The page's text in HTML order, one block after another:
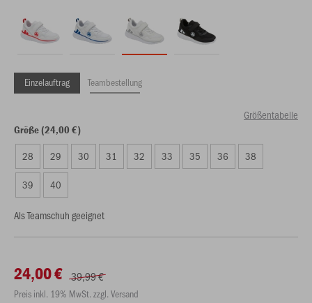
Einzelauftrag Teambestellung
Größentabelle
Größe (24,00 €)
28 29 30 31 32 33 35 36 38
39 40
Als Teamschuh geeignet
24,00 € 39,99 €
Preis inkl. 19% MwSt. zzgl. Versand